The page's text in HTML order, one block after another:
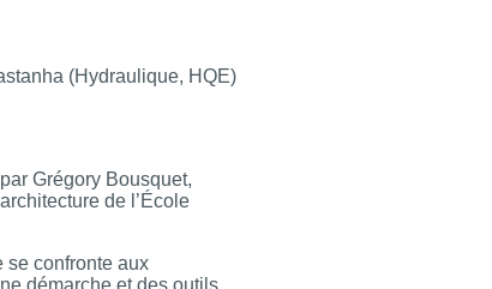
(Hydraulique, HQE)
Grégory Bousquet,
de l’École
se confronte aux
démarche et des outils